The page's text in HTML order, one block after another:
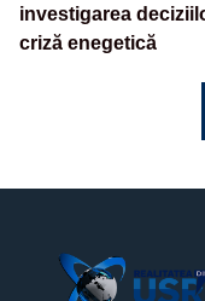
investigarea
criză enegetică